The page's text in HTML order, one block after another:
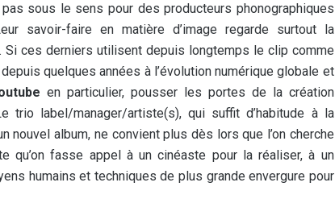
sous le sens pour des producteurs phonographiques
savoir-faire en matière d’image regarde surtout la
Si ces derniers utilisent depuis longtemps le clip comme
quelques années à l’évolution numérique globale et
en particulier, pousser les portes de la création
trio label/manager/artiste(s), qui suffit d’habitude à la
nouvel album, ne convient plus dès lors que l’on cherche
qu’on fasse appel à un cinéaste pour la réaliser, à un
humains et techniques de plus grande envergure pour